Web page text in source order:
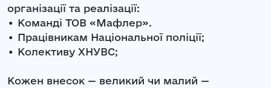
організації та реалізації:
• Команді ТОВ «Мафлер».
• Працівникам Національної поліції;
• Колективу ХНУВС;
Кожен внесок — великий чи малий —